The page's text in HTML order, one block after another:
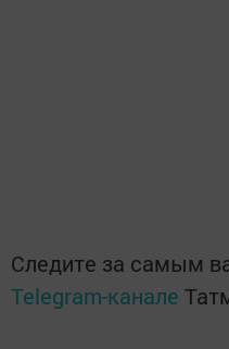
Следите за самым
Telegram-канале